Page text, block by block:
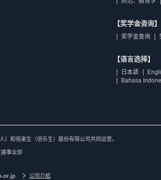
【奖学金咨询】
奖学金查询
【语言选择】
日本語
Bahasa
）和倍楽生（倍乐生）股份有限公司共同运营。
事业部
公司介紹